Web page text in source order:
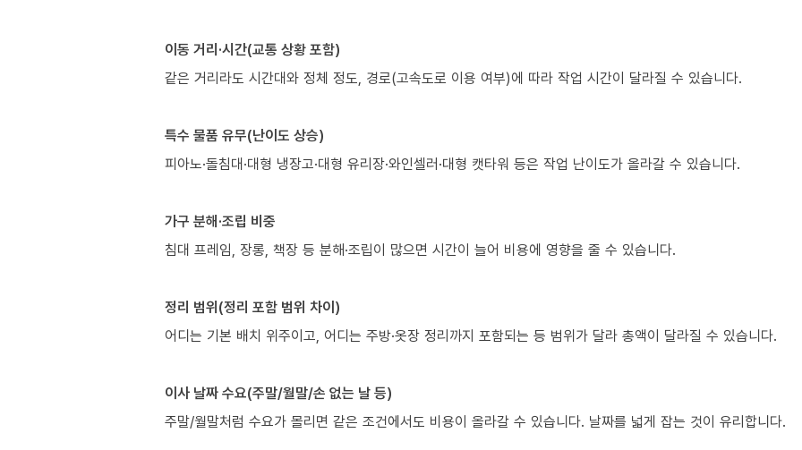
이동 거리·시간(교통 상황 포함)
같은 거리라도 시간대와 정체 정도, 경로(고속도로 이용 여부)에 따라 작업 시간이 달라질 수 있습니다.
특수 물품 유무(난이도 상승)
피아노·돌침대·대형 냉장고·대형 유리장·와인셀러·대형 캣타워 등은 작업 난이도가 올라갈 수 있습니다.
가구 분해·조립 비중
침대 프레임, 장롱, 책장 등 분해·조립이 많으면 시간이 늘어 비용에 영향을 줄 수 있습니다.
정리 범위(정리 포함 범위 차이)
어디는 기본 배치 위주이고, 어디는 주방·옷장 정리까지 포함되는 등 범위가 달라 총액이 달라질 수 있습니다.
이사 날짜 수요(주말/월말/손 없는 날 등)
주말/월말처럼 수요가 몰리면 같은 조건에서도 비용이 올라갈 수 있습니다. 날짜를 넓게 잡는 것이 유리합니다.